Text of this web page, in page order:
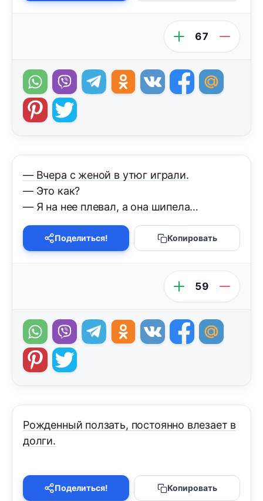
67
— Вчера с женой в утюг играли.
— Это как?
— Я на нее плевал, а она шипела…
Поделиться! Копировать
59
Рожденный ползать, постоянно влезает в
долги.
Поделиться! Копировать